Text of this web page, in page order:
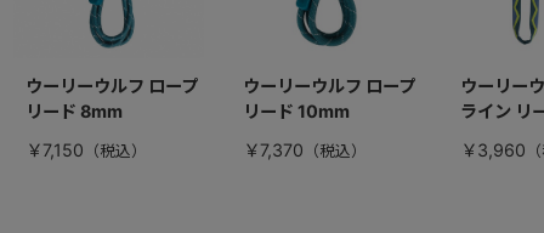
ウーリーウルフ ロープ
リード 8mm
￥7,150
ウーリーウルフ ロープ
リード 10mm
￥7,370
ウーリー
ライン リ
￥3,960